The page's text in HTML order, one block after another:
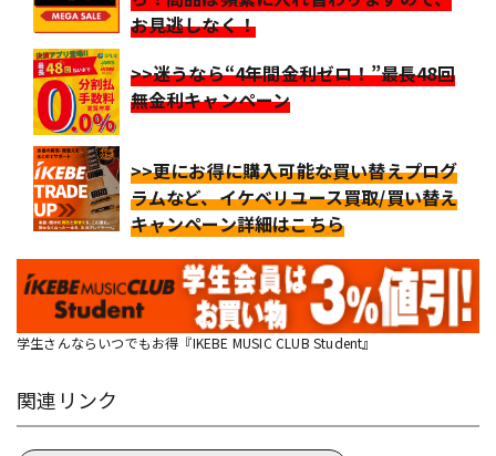
お見逃しなく！
>>迷うなら“4年間金利ゼロ！”最長48回
無金利キャンペーン
>>更にお得に購入可能な買い替えプログ
ラムなど、イケベリユース買取/買い替え
キャンペーン詳細はこちら
学生さんならいつでもお得『IKEBE MUSIC CLUB Student』
関連リンク